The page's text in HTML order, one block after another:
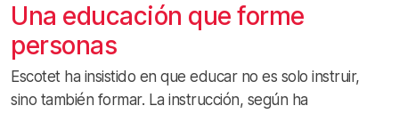
Una educación que forme
personas
Escotet ha insistido en que educar no es solo instruir,
sino también formar. La instrucción, según ha